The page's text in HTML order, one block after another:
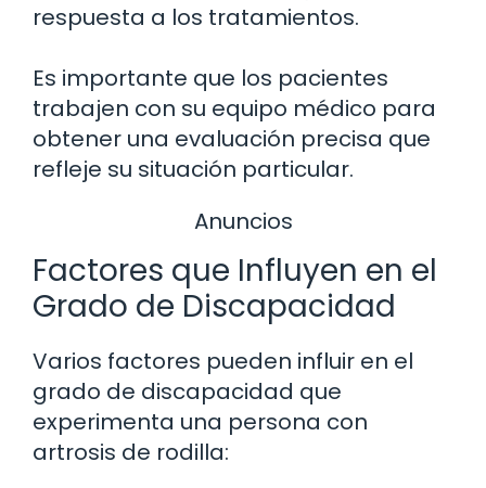
respuesta a los tratamientos.
Es importante que los pacientes
trabajen con su equipo médico para
obtener una evaluación precisa que
refleje su situación particular.
Anuncios
Factores que Influyen en el
Grado de Discapacidad
Varios factores pueden influir en el
grado de discapacidad que
experimenta una persona con
artrosis de rodilla: